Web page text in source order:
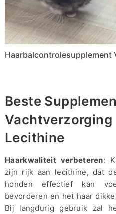
Haarbalcontrolesupplement
Beste
Vachtverzorging
Lecithine
Haarkwaliteit verbeteren:
zijn rijk aan lecithine, dat
honden effectief kan
bevorderen en het haar
Bij langdurig gebruik zal